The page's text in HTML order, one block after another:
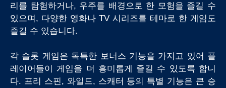
리를 탐험하거나, 우주를 배경으로 한 모험을 즐길 수
있으며, 다양한 영화나 TV 시리즈를 테마로 한 게임도
즐길 수 있습니다.
각 슬롯 게임은 독특한 보너스 기능을 가지고 있어 플
레이어들이 게임을 더 흥미롭게 즐길 수 있도록 합니
다. 프리 스핀, 와일드, 스캐터 등의 특별 기능은 큰 승